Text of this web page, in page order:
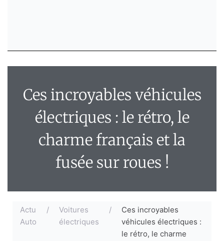
Ces incroyables véhicules
électriques : le rétro, le
charme français et la
fusée sur roues !
Actu
Auto
/
Voitures
électriques
/
Ces incroyables
véhicules électriques :
le rétro, le charme